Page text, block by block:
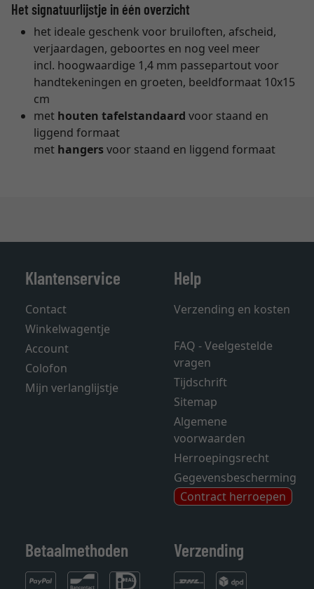
Het signatuurlijstje in één overzicht
het ideale geschenk voor bruiloften, afscheid,
verjaardagen, geboortes en nog veel meer
incl. hoogwaardige 1,4 mm passepartout voor
handtekeningen en groeten, beeldformaat 10x15
cm
met houten tafelstandaard voor staand en
liggend formaat
met hangersvoor staand en liggend formaat
Klantenservice
Contact
Winkelwagentje
Account
Colofon
Mijn verlanglijstje
Help
Verzending en kosten
FAQ - Veelgestelde
vragen
Tijdschrift
Sitemap
Algemene
voorwaarden
Herroepingsrecht
Gegevensbescherming
Contract herroepen
Betaalmethoden Verzending